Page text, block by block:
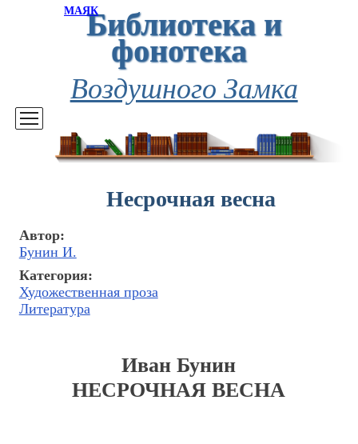
МАЯКБиблиотека и
фонотека
Воздушного Замка
Несрочная весна
Автор:
Бунин И.
Категория:
Художественная проза
Литература
Иван Бунин
НЕСРОЧНАЯ ВЕСНА